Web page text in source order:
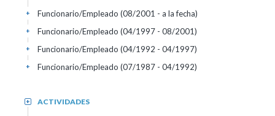
Funcionario/Empleado (08/2001 - a la fecha)
+
Funcionario/Empleado (04/1997 - 08/2001)
+
Funcionario/Empleado (04/1992 - 04/1997)
+
Funcionario/Empleado (07/1987 - 04/1992)
+
ACTIVIDADES
+